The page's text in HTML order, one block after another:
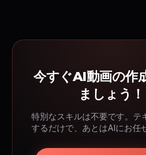
今すぐAI動画の作
ましょう！
特別なスキルは不要です。テ
するだけで、あとはAIにお任